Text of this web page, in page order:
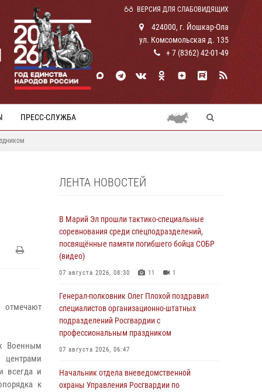
ВЕРСИЯ ДЛЯ СЛАБОВИДЯЩИХ
424000, г. Йошкар-Ола
ул. Комсомольская д. 135
+ 7 (8362) 42-01-49
ПРЕСС-СЛУЖБА
Военным
всегда и
к
ЛЕНТА НОВОСТЕЙ
В Марий Эл прошли тактико-специальные
соревнования среди спецподразделений,
посвящённые памяти погибшего бойца СОБР
(видео)
07 августа 2026, 08:30 11 1
Генерал-полковник Олег Плохой поздравил
специалистов организационно-штатных
подразделений Росгвардии с
профессиональным праздником
07 августа 2026, 06:47
Начальник отдела вневедомственной
охраны Управления Росгвардии по